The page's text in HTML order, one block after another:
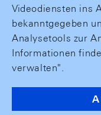
Videodiensten ins
bekanntgegeben
Analysetools zur
Informationen
verwalten".